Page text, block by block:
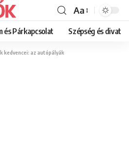
Font
Resizer
Aa
és Párkapcsolat Szépség és divat
kedvencei: az autópályák